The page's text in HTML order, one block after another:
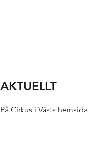
AKTUELLT
På Cirkus i Västs hemsida